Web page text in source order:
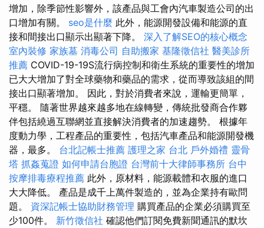
增加，除季節性影響外，該產品與工會內汽車製造公司的出
口增加有關。 seo是什麼 此外，能源開發設備和能源的直
接和間接出口顯示出顯著下降。 深入了解SEO的核心概念
室內裝修 家族墓 消毒公司 自助搬家 基隆徵信社 醫美診所
推薦 COVID-19-19S流行病控制和衛生系統的重要性的增加
已大大增加了對全球藥物和藥品的需求，從而導致該組的間
接出口顯著增加。 因此，對於消費者來說，運輸更簡單，
平穩。 隨著世界越來越多地在線轉變，傳統批發商合作夥
伴包括繞過互聯網並直接解決消費者的加速趨勢。 根據年
度動力學，工程產品的重要性，包括汽車產品和能源開發機
器，最多。 台北記帳士推薦 護理之家 台北 戶外婚禮 靈骨
塔 抓姦蒐證 如何申請台胞證 台灣前十大律師事務所 台中
按摩排毒療程推薦 此外，原材料，能源載體和衣服的進口
大大降低。 產品是成千上萬件製造的，並為企業持有歐問
題。 資深記帳士協助財務管理 購買產品的企業必須購買至
少100件。 新竹徵信社 確認他們訂閱免費新聞通訊的默坎